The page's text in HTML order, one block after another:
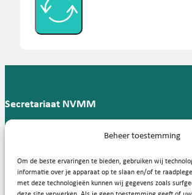
Beheer toestemming
Om de beste ervaringen te bieden, gebruiken wij
informatie over je apparaat op te slaan en/of te
met deze technologieën kunnen wij gegevens zoals
Secretariaat NVMM
Groningen
T: 088 -
57